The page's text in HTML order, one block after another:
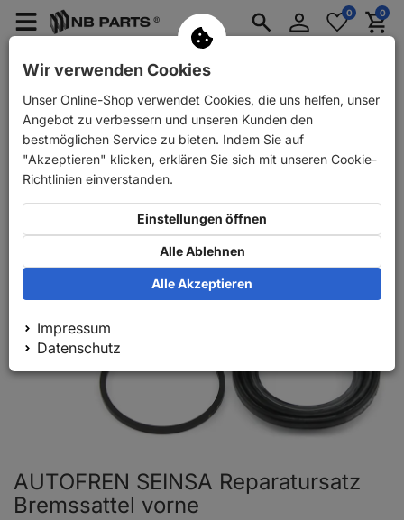
Menü
PKW Anhänger Ersatzteile
AnmeldenMerkzettel
aufklappen
0 0
Zurück PKW Ersatzteile Bremse Reparatursätze
AUTOFREN SEINSA Reparatursatz
Bremssattel vorne
Wir verwenden Cookies
Unser Online-Shop verwendet Cookies, die uns helfen, unser
Angebot zu verbessern und unseren Kunden den
bestmöglichen Service zu bieten. Indem Sie auf
"Akzeptieren" klicken, erklären Sie sich mit unseren Cookie-
Richtlinien einverstanden.
Einstellungen öffnen
Alle Ablehnen
Alle Akzeptieren
Impressum
Datenschutz